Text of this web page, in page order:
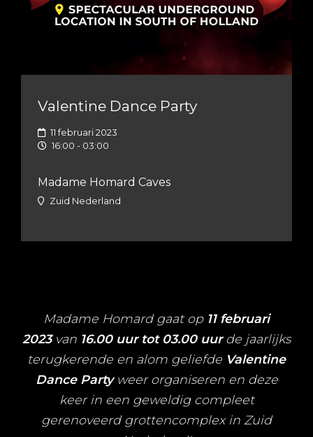
Valentine Dance Party
11 februari 2023
16:00 - 03:00
Madame Homard Caves
Zuid Nederland
Madame Homard gaat op 11 februari
2023 van 16.00 uur tot 03.00 uurde jaarlijks
terugkerende en alom geliefde Valentine
Dance Partyweer organiseren en deze
keer in een geweldig compleet
gerenoveerd grottencomplex in Zuid